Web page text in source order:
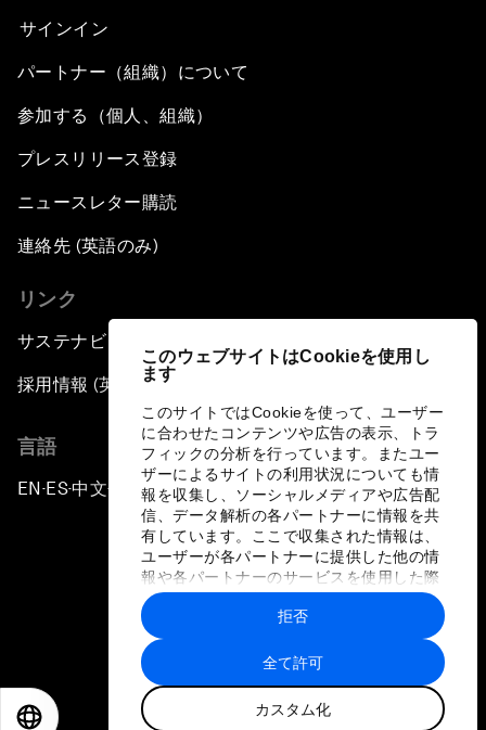
このウェブサイトはCookieを使用し
ます
このサイトではCookieを使って、ユーザー
に合わせたコンテンツや広告の表示、トラ
フィックの分析を行っています。またユー
ザーによるサイトの利用状況についても情
報を収集し、ソーシャルメディアや広告配
信、データ解析の各パートナーに情報を共
有しています。ここで収集された情報は、
ユーザーが各パートナーに提供した他の情
報や各パートナーのサービスを使用した際
に収集された情報と組み合わされ、各パー
トナーによって使用されることがありま
す。
全て許可
カスタム化
拒否
サインイン
パートナー（組織）について
参加する（個人、組織）
プレスリリース登録
ニュースレター購読
連絡先 (英語のみ)
リンク
サステナビリティへの取り組み
採用情報 (英語のみ)
言語
EN ▪ES▪中文▪ 日本語
プライバシーポリシーと利用規約
サイトマップ
©
世界経済フォーラム